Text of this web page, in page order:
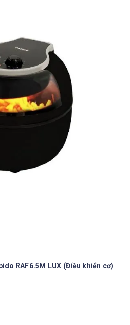
RAF6.5M LUX (Điều khiển cơ)